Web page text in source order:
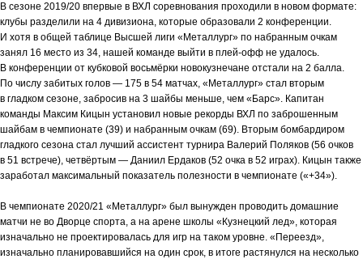
В сезоне 2019/20 впервые в ВХЛ соревнования проходили в новом формате:
клубы разделили на 4 дивизиона, которые образовали 2 конференции.
И хотя в общей таблице Высшей лиги «Металлург» по набранным очкам
занял 16 место из 34, нашей команде выйти в плей-офф не удалось.
В конференции от кубковой восьмёрки новокузнечане отстали на 2 балла.
По числу забитых голов — 175 в 54 матчах, «Металлург» стал вторым
в гладком сезоне, забросив на 3 шайбы меньше, чем «Барс». Капитан
команды Максим Кицын установил новые рекорды ВХЛ по заброшенным
шайбам в чемпионате (39) и набранным очкам (69). Вторым бомбардиром
гладкого сезона стал лучший ассистент турнира Валерий Поляков (56 очков
в 51 встрече), четвёртым — Даниил Ердаков (52 очка в 52 играх). Кицын также
заработал максимальный показатель полезности в чемпионате («+34»).
В чемпионате 2020/21 «Металлург» был вынужден проводить домашние
матчи не во Дворце спорта, а на арене школы «Кузнецкий лед», которая
изначально не проектировалась для игр на таком уровне. «Переезд»,
изначально планировавшийся на один срок, в итоге растянулся на несколько